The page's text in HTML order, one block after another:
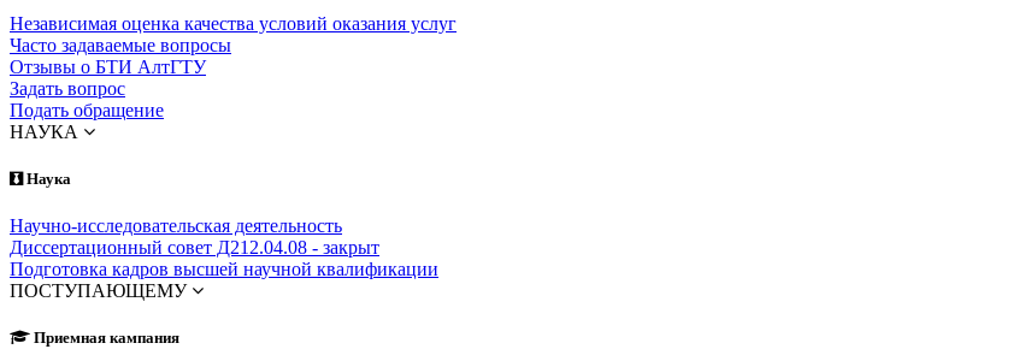
Независимая оценка качества условий оказания услуг
Часто задаваемые вопросы
Отзывы о БТИ АлтГТУ
Задать вопрос
Подать обращение
НАУКА
Наука
Научно-исследовательская деятельность
Диссертационный совет Д212.04.08 - закрыт
Подготовка кадров высшей научной квалификации
ПОСТУПАЮЩЕМУ
Приемная кампания